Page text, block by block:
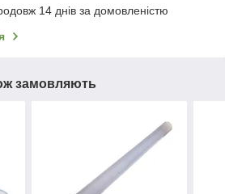
14 днів за домовленістю
замовляють